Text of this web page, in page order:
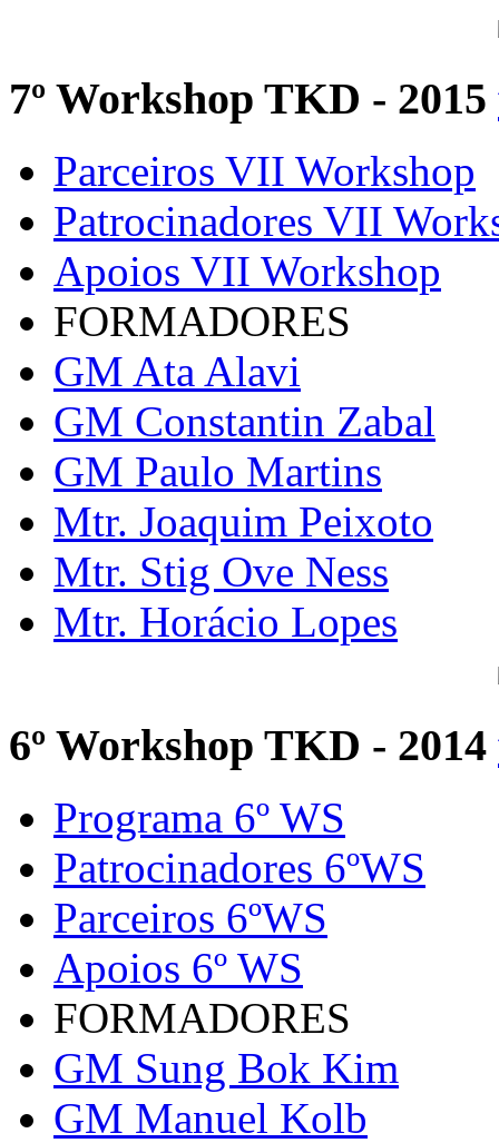
7º Workshop TKD - 2015
Parceiros VII Workshop
Patrocinadores VII
Apoios VII Workshop
FORMADORES
GM Ata Alavi
GM Constantin Zabal
GM Paulo Martins
Mtr. Joaquim Peixoto
Mtr. Stig Ove Ness
Mtr. Horácio Lopes
6º Workshop TKD - 2014
Programa 6º WS
Patrocinadores 6ºWS
Parceiros 6ºWS
Apoios 6º WS
FORMADORES
GM Sung Bok Kim
GM Manuel Kolb